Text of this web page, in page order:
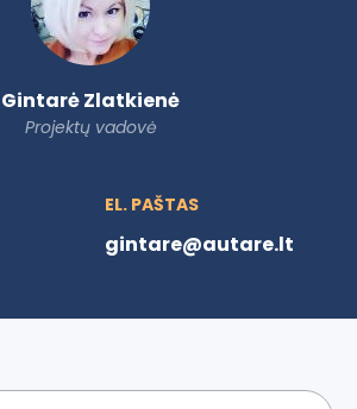
Gintarė Zlatkienė
Projektų vadovė
EL. PAŠTAS
gintare@autare.lt